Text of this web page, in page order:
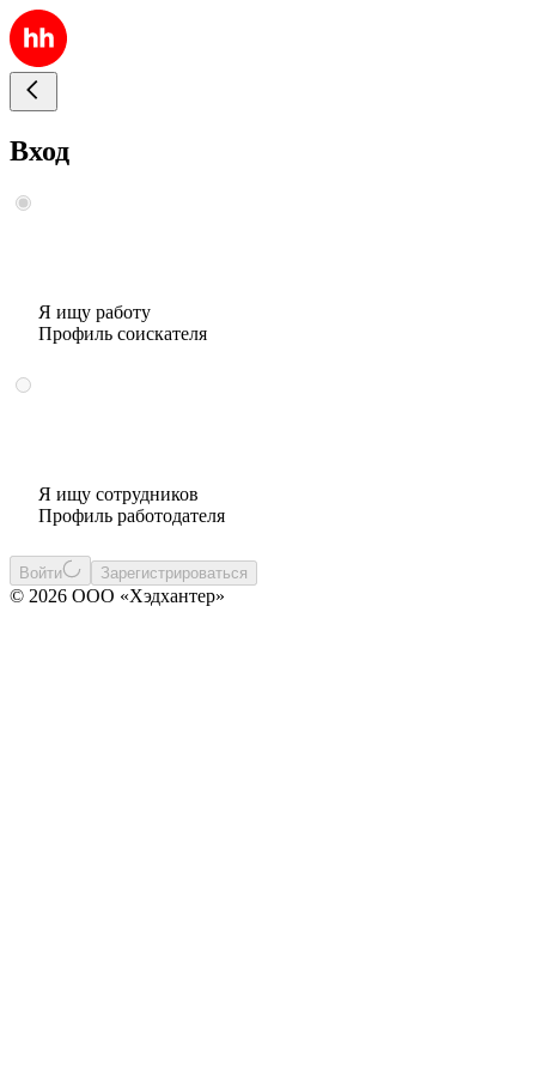
Вход
Я ищу работу
Профиль соискателя
Я ищу сотрудников
Профиль работодателя
Войти Зарегистрироваться
© 2026 ООО «Хэдхантер»